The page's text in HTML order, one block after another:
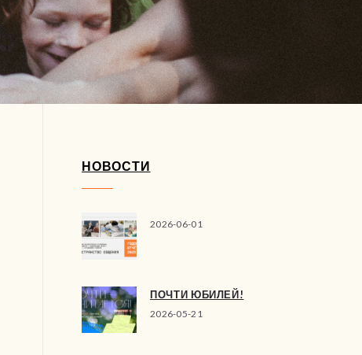
НОВОСТИ
2026-06-01
ПОЧТИ ЮБИЛЕЙ!
2026-05-21